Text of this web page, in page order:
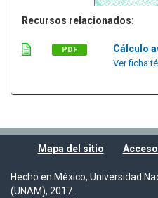
Recursos relacionados:
PDF Cálculo
Ver ficha
Mapa del sitio
Hecho en México, Universidad
(UNAM), 2017.